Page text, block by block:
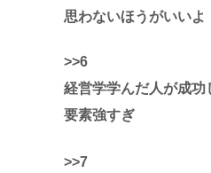
思わないほうがいいよ
>>6
経営学学んだ人が成功
要素強すぎ
>>7